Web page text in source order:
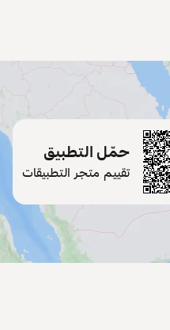
حمّل التطبيق
تقييم متجر التطبيقات